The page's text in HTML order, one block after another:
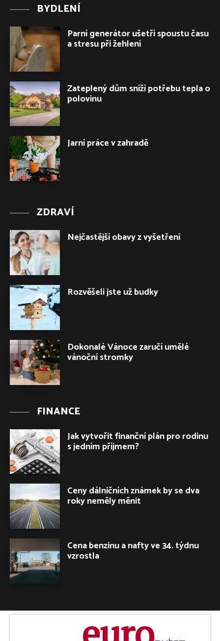
BYDLENÍ
Parní generátor ušetří spoustu času
a stresu při žehlení
Zateplený dům sníží potřebu tepla o
polovinu
Jarní práce v zahradě
ZDRAVÍ
Nejčastější obavy z vyšetření
Rozvěšeli jste už budky
Dokonalé Vánoce zaručí umělé
vánoční stromky
FINANCE
Jak vytvořit finanční plán pro rodinu
s jedním příjmem?
Ceny dálničních známek by se dva
roky neměly měnit
Cena benzinu a nafty ve 34. týdnu
vzrostla